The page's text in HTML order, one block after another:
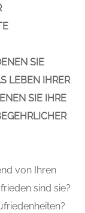
SIE
LEBEN IHRER
SIE IHRE
von Ihren
sind sie?